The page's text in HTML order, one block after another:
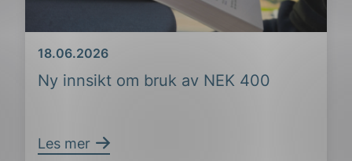
Ny innsikt om bruk av NEK 400
Dato
18.06.2026
Les mer